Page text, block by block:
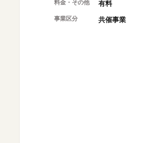
料金・その他 有料
事業区分 共催事業